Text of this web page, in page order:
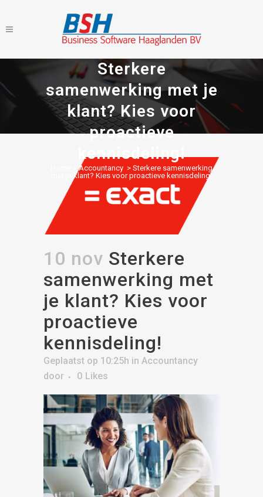
Sterkere
samenwerking met je
klant? Kies voor
proactieve
kennisdeling!
>Accountancy > Sterkere samenwerking
met je klant? Kies voor proactieve kennisdeling!
10 nov Sterkere
samenwerking met
je klant? Kies voor
proactieve
kennisdeling!
Geplaatst op 10:25h in Accountancy
door
0 Likes